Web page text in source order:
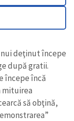
deţinut începe
după gratii.
începe încă
mituirea
să obţină,